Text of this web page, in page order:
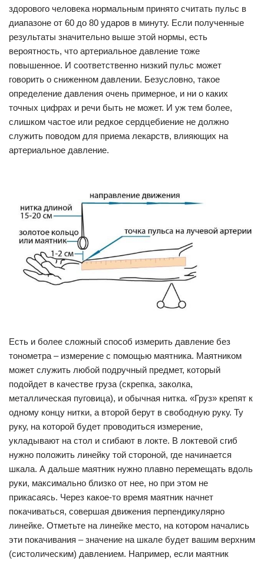
здорового человека нормальным принято считать пульс в
диапазоне от 60 до 80 ударов в минуту. Если полученные
результаты значительно выше этой нормы, есть
вероятность, что артериальное давление тоже
повышенное. И соответственно низкий пульс может
говорить о сниженном давлении. Безусловно, такое
определение давления очень примерное, и ни о каких
точных цифрах и речи быть не может. И уж тем более,
слишком частое или редкое сердцебиение не должно
служить поводом для приема лекарств, влияющих на
артериальное давление.
Есть и более сложный способ измерить давление без
тонометра – измерение с помощью маятника. Маятником
может служить любой подручный предмет, который
подойдет в качестве груза (скрепка, заколка,
металлическая пуговица), и обычная нитка. «Груз» крепят к
одному концу нитки, а второй берут в свободную руку. Ту
руку, на которой будет проводиться измерение,
укладывают на стол и сгибают в локте. В локтевой сгиб
нужно положить линейку той стороной, где начинается
шкала. А дальше маятник нужно плавно перемещать вдоль
руки, максимально близко от нее, но при этом не
прикасаясь. Через какое-то время маятник начнет
покачиваться, совершая движения перпендикулярно
линейке. Отметьте на линейке место, на котором начались
эти покачивания – значение на шкале будет вашим верхним
(систолическим) давлением. Например, если маятник